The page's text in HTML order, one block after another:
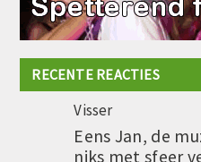
RECENTE REACTIES
Visser
Eens Jan, de
niks met sfeer